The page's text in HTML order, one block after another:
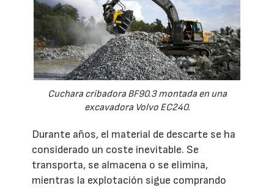
Cuchara cribadora BF90.3 montada en una
excavadora Volvo EC240.
Durante años, el material de descarte se ha
considerado un coste inevitable. Se
transporta, se almacena o se elimina,
mientras la explotación sigue comprando